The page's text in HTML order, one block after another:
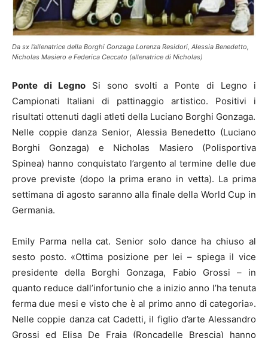
Da sx l’allenatrice della Borghi Gonzaga Lorenza Residori, Alessia Benedetto,
Nicholas Masiero e Federica Ceccato (allenatrice di Nicholas)
Ponte di LegnoSi sono svolti a Ponte di Legno i
Campionati Italiani di pattinaggio artistico. Positivi i
risultati ottenuti dagli atleti della Luciano Borghi Gonzaga.
Nelle coppie danza Senior, Alessia Benedetto (Luciano
Borghi Gonzaga) e Nicholas Masiero (Polisportiva
Spinea) hanno conquistato l’argento al termine delle due
prove previste (dopo la prima erano in vetta). La prima
settimana di agosto saranno alla finale della World Cup in
Germania.
Emily Parma nella cat. Senior solo dance ha chiuso al
sesto posto. «Ottima posizione per lei – spiega il vice
presidente della Borghi Gonzaga, Fabio Grossi – in
quanto reduce dall’infortunio che a inizio anno l’ha tenuta
ferma due mesi e visto che è al primo anno di categoria».
Nelle coppie danza cat Cadetti, il figlio d’arte Alessandro
Grossi ed Elisa De Fraia (Roncadelle Brescia) hanno